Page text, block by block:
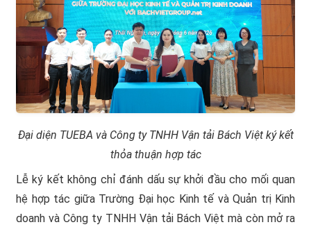
Đại diện TUEBA và Công ty TNHH Vận tải Bách Việt ký kết
thỏa thuận hợp tác
Lễ ký kết không chỉ đánh dấu sự khởi đầu cho mối quan
hệ hợp tác giữa Trường Đại học Kinh tế và Quản trị Kinh
doanh và Công ty TNHH Vận tải Bách Việt mà còn mở ra